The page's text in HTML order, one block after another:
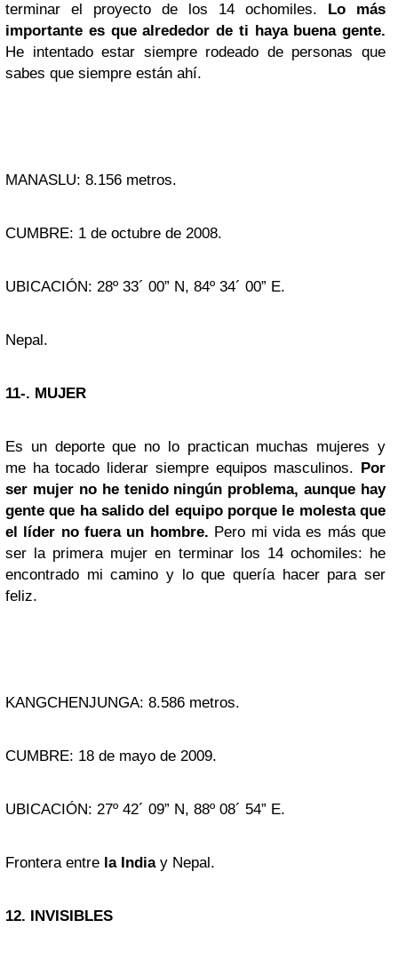
terminar el proyecto de los 14 ochomiles. Lo más
importante es que alrededor de ti haya buena gente.
He intentado estar siempre rodeado de personas que
sabes que siempre están ahí.
MANASLU: 8.156 metros.
CUMBRE: 1 de octubre de 2008.
UBICACIÓN: 28º 33´ 00” N, 84º 34´ 00” E.
Nepal.
11-. MUJER
Es un deporte que no lo practican muchas mujeres y
me ha tocado liderar siempre equipos masculinos. Por
ser mujer no he tenido ningún problema, aunque hay
gente que ha salido del equipo porque le molesta que
el líder no fuera un hombre. Pero mi vida es más que
ser la primera mujer en terminar los 14 ochomiles: he
encontrado mi camino y lo que quería hacer para ser
feliz.
KANGCHENJUNGA: 8.586 metros.
CUMBRE: 18 de mayo de 2009.
UBICACIÓN: 27º 42´ 09” N, 88º 08´ 54” E.
Frontera entre la Indiay Nepal.
12. INVISIBLES